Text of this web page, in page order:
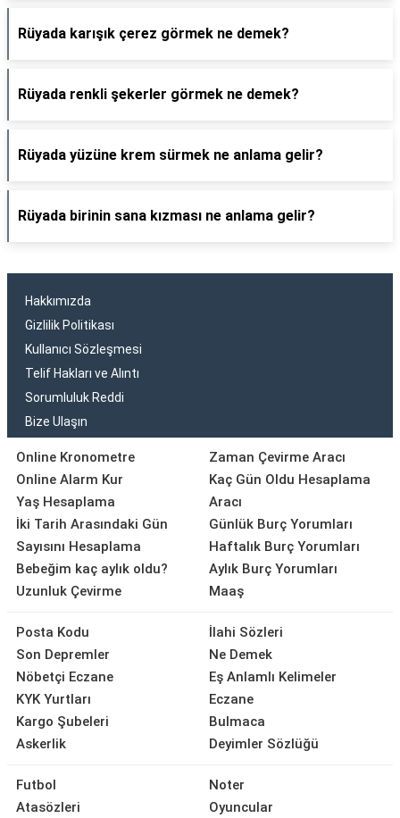
Rüyada karışık çerez görmek ne demek?
Rüyada renkli şekerler görmek ne demek?
Rüyada yüzüne krem sürmek ne anlama gelir?
Rüyada birinin sana kızması ne anlama gelir?
Hakkımızda
Gizlilik Politikası
Kullanıcı Sözleşmesi
Telif Hakları ve Alıntı
Sorumluluk Reddi
Bize Ulaşın
Online Kronometre
Online Alarm Kur
Yaş Hesaplama
İki Tarih Arasındaki Gün
Sayısını Hesaplama
Bebeğim kaç aylık oldu?
Uzunluk Çevirme
Zaman Çevirme Aracı
Kaç Gün Oldu Hesaplama
Aracı
Günlük Burç Yorumları
Haftalık Burç Yorumları
Aylık Burç Yorumları
Maaş
Posta Kodu
Son Depremler
Nöbetçi Eczane
KYK Yurtları
Kargo Şubeleri
Askerlik
İlahi Sözleri
Ne Demek
Eş Anlamlı Kelimeler
Eczane
Bulmaca
Deyimler Sözlüğü
Futbol
Atasözleri
Noter
Oyuncular